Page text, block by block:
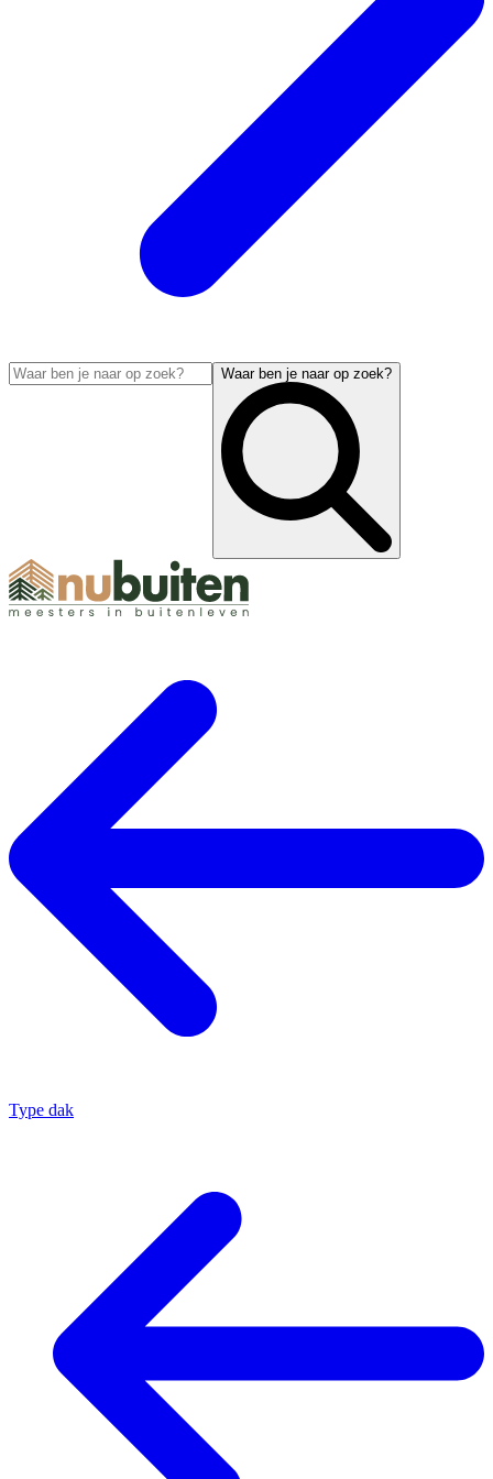
Waar ben je naar op zoek?
Type dak